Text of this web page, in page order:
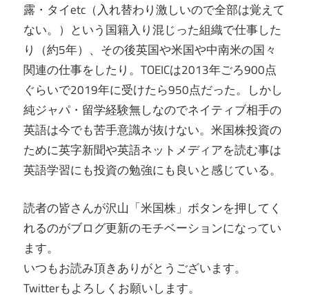
露・タイetc（入れ替わり激しいので全部は覚えて
ない。）という国籍入り混じった組織で仕事した
り（約5年）、その後英国や米国や中南米の国々
関連の仕事をしたり。TOEICは2013年ごろ900点
ぐらいで2019年に受けたら950点だった。しかし
純ジャパ・留学経験無しなのでネイティブ相手の
英語は今でも苦手意識が抜けない。米国株投資の
ために英字新聞や英語ネットメディアを読む事は
英語学習にも投資の勉強にも良いと感じている。
読者の皆さんが沢山「米国株」ボタンを押してく
れるのがブログ更新のモチベーションになってい
ます。
いつもお読み頂きありがとうございます。
Twitterもよろしくお願いします。